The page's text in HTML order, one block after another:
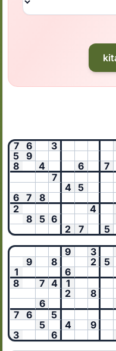
3
6
7
9
5
7
6
4
8
7
5
4
8
7
6
4
2
6
5
8
5
7
2
3
9
5
2
8
9
6
1
1
4
7
8
8
2
6
5
6
7
9
4
5
6
3